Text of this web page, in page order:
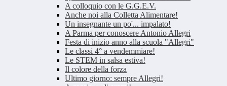
A colloquio con le G.G.E.V.
Anche noi alla Colletta Alimentare!
Un insegnante un po'... impalato!
A Parma per conoscere Antonio Allegri
Festa di inizio anno alla scuola "Allegri"
Le classi 4° a vendemmiare!
Le STEM in salsa estiva!
Il colore della forza
Ultimo giorno: sempre Allegri!